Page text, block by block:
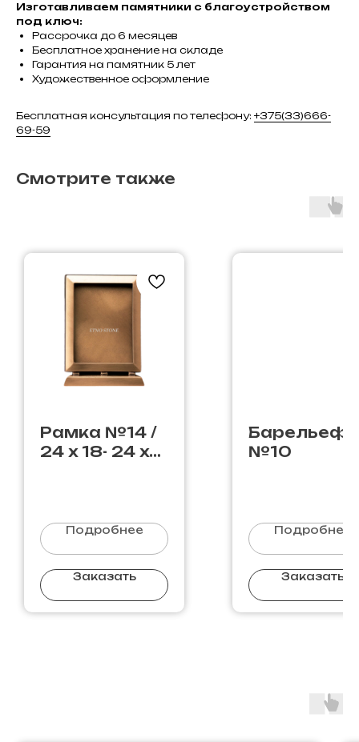
Изготавливаем памятники с благоустройством
под ключ:
Рассрочка до 6 месяцев
Бесплатное хранение на складе
Гарантия на памятник 5 лет
Художественное оформление
Бесплатная консультация по телефону: +375(33)666-
69-59
Смотрите также
Рамка №14 /
24 х 18- 24 х
Подробнее
Заказать
Барельеф
№10
Подробнее
Заказать